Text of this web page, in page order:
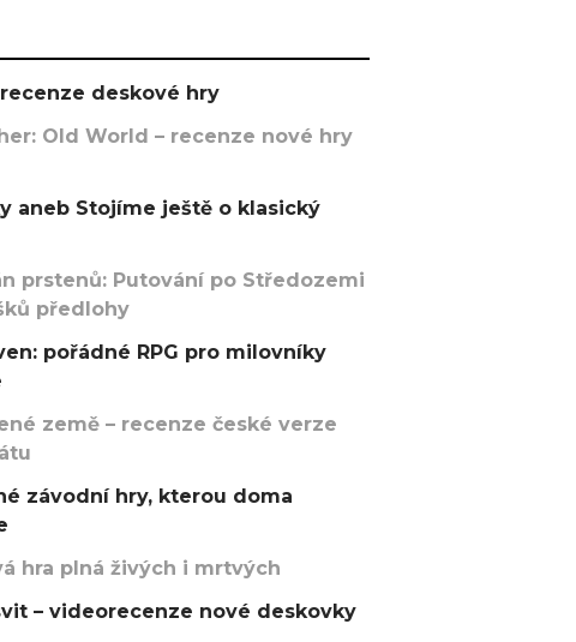
deskové hry
Old World – recenze nové hry
aneb Stojíme ještě o klasický
prstenů: Putování po Středozemi
předlohy
pořádné RPG pro milovníky
země – recenze české verze
závodní hry, kterou doma
hra plná živých i mrtvých
– videorecenze nové deskovky